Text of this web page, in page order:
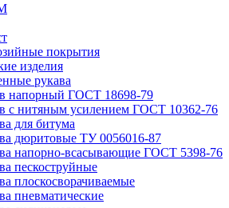
покрытия
изделия
рукава
напорный ГОСТ 18698-79
с нитяным усилением ГОСТ 10362-76
для битума
дюритовые ТУ 0056016-87
напорно-всасывающие ГОСТ 5398-76
пескоструйные
плоскосворачиваемые
пневматические